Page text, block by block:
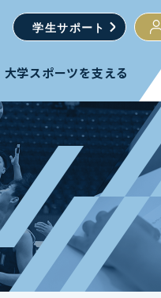
学生サポート
大学スポーツを支える